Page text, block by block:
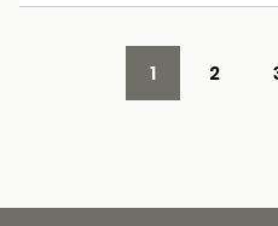
1 2